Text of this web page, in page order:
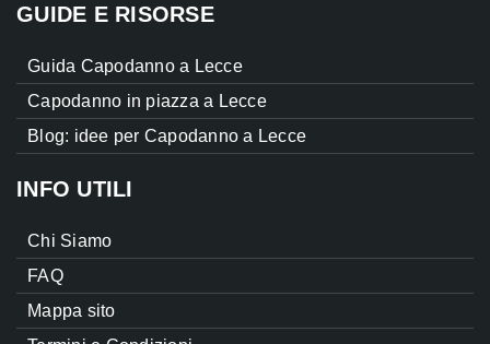
GUIDE E RISORSE
Guida Capodanno a Lecce
Capodanno in piazza a Lecce
Blog: idee per Capodanno a Lecce
INFO UTILI
Chi Siamo
FAQ
Mappa sito